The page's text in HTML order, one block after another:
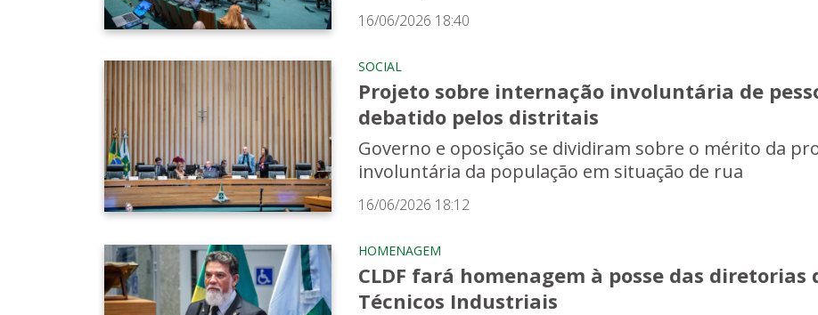
16/06/2026 18:40
SOCIAL
Projeto sobre internação involuntária de
debatido pelos distritais
Governo e oposição se dividiram sobre o mérito da
involuntária da população em situação de rua
16/06/2026 18:12
HOMENAGEM
CLDF fará homenagem à posse das diretorias
Técnicos Industriais